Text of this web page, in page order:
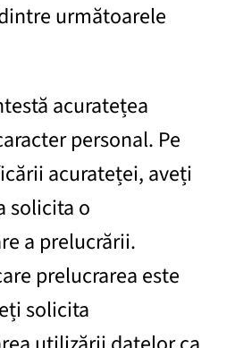
următoarele
acuratețea
personal. Pe
acurateței, aveți
solicita o
a prelucrării.
prelucrarea este
solicita